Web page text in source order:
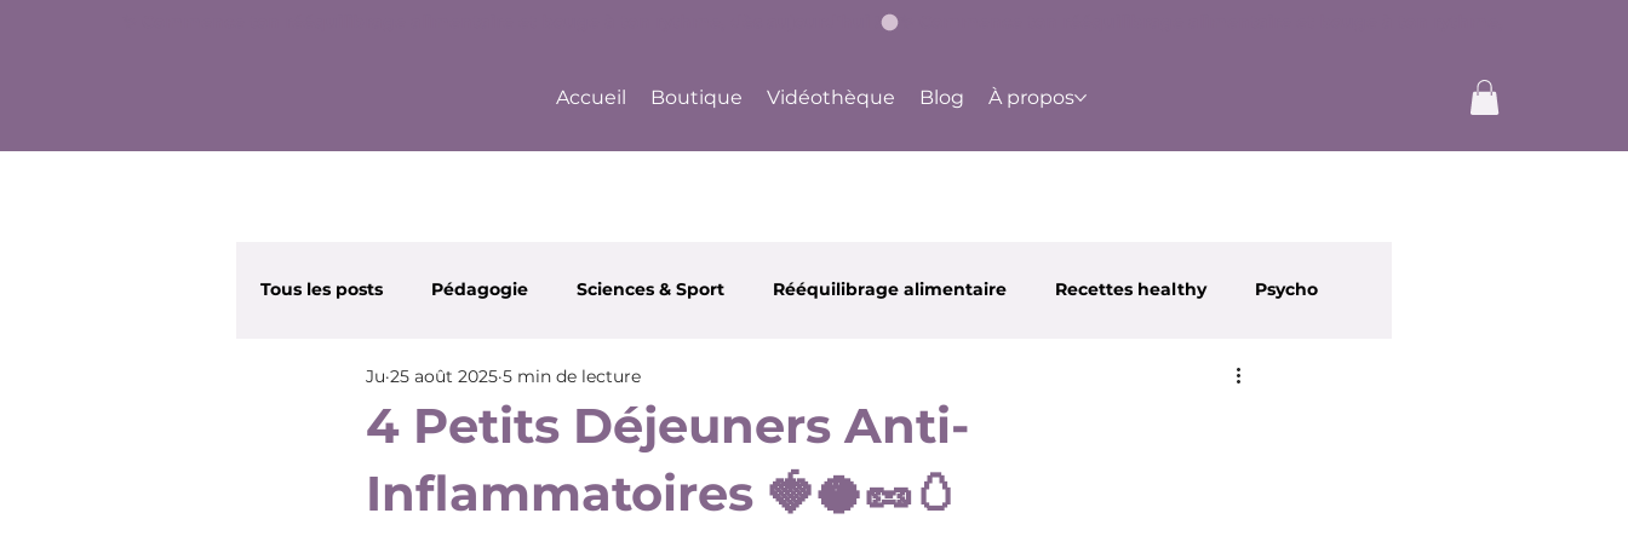
Accueil Boutique Vidéothèque Blog À propos
Tous les posts Pédagogie Sciences & Sport Rééquilibrage alimentaire Recettes healthy Psycho
Wonder Nana Beauté et Santé
4 Petits Déjeuners Anti-
Inflammatoires 🍓🥥🥜🥚
Ju 25 août 2025 5 min de lecture